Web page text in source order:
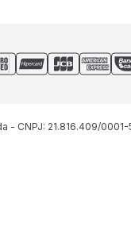
- CNPJ: 21.816.409/